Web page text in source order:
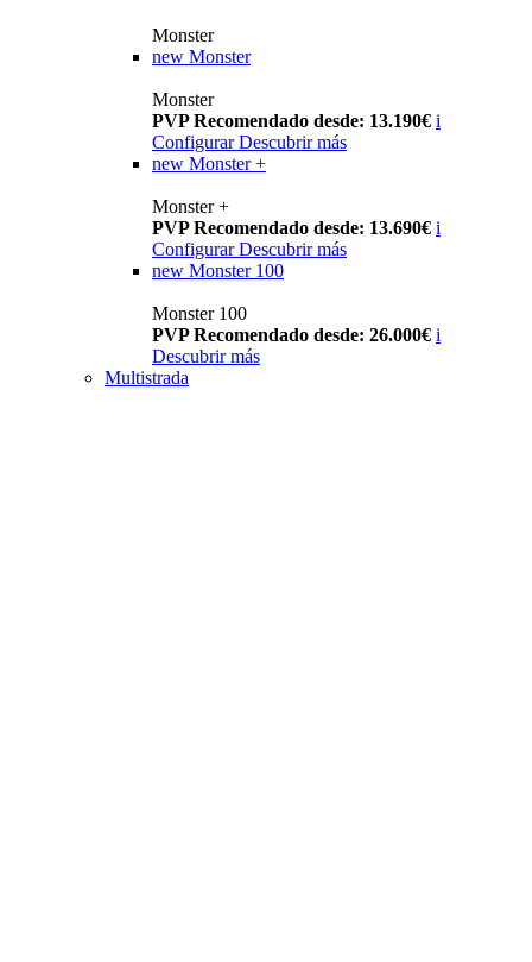
Monster
new Monster
Monster
PVP Recomendado desde: 13.190€ i
Configurar Descubrir más
new Monster +
Monster +
PVP Recomendado desde: 13.690€ i
Configurar Descubrir más
new Monster 100
Monster 100
PVP Recomendado desde: 26.000€ i
Descubrir más
Multistrada